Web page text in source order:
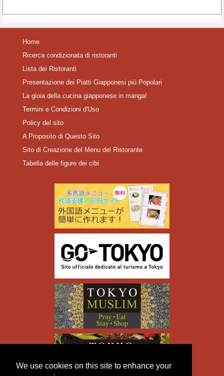
We use cookies on this site to enhance your
Home
Ricerca condizionata di ristoranti
Lista dei Ristoranti
Presentazione dei Piatti Giapponesi più Popolari
La gioia della cucina giapponese in manga!
Termini e Condizioni d'Uso
Policy del sito
A Proposito di Questo Sito
Sito di Creazione del Menu del Ristorante
Tabella delle figure dei cibi